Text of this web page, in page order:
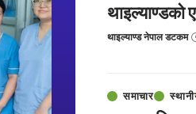
थाइल्याण्डको
थाइल्याण्ड नेपाल डटकम
समाचार